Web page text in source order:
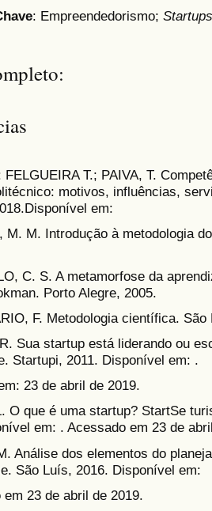
: Empreendedorismo; Startups
FELGUEIRA T.; PAIVA, T.
motivos, influências,
em:
M. M. Introdução à metodologia
C. S. A metamorfose da
Porto Alegre, 2005.
F. Metodologia científica. São
Sua startup está liderando ou
Startupi, 2011. Disponível em: .
23 de abril de 2019.
O que é uma startup? StartSe
em: . Acessado em 23 de
Análise dos elementos do
São Luís, 2016. Disponível em:
em 23 de abril de 2019.